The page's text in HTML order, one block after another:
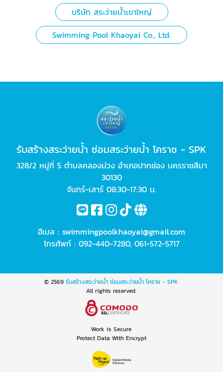
บริษัท สระว่ายน้ำเขาใหญ่
Swimming Pool Khaoyai Co., Ltd.
รับสร้างสระว่ายน้ำ ซ่อมสระว่ายน้ำ โคราช - SPK
328/2 หมู่ที่ 5 ตำบลคลองม่วง อำเภอปากช่อง นครราชสีมา
30130
จันทร์-เสาร์ 08:30-17:30 น.
อีเมล : swimmingpoolkhaoyai@gmail.com
โทรศัพท์ : 092-440-7280, 061-572-5717
© 2569รับสร้างสระว่ายน้ำ ซ่อมสระว่ายน้ำ โคราช - SPK
All rights reserved.
Work is Secure
Protect Data With Encrypt